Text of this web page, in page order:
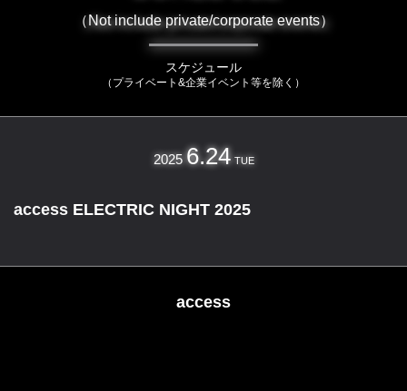
（Not include private/corporate events）
スケジュール
（プライベート&企業イベント等を除く）
2025 6.24 TUE
access ELECTRIC NIGHT 2025
access